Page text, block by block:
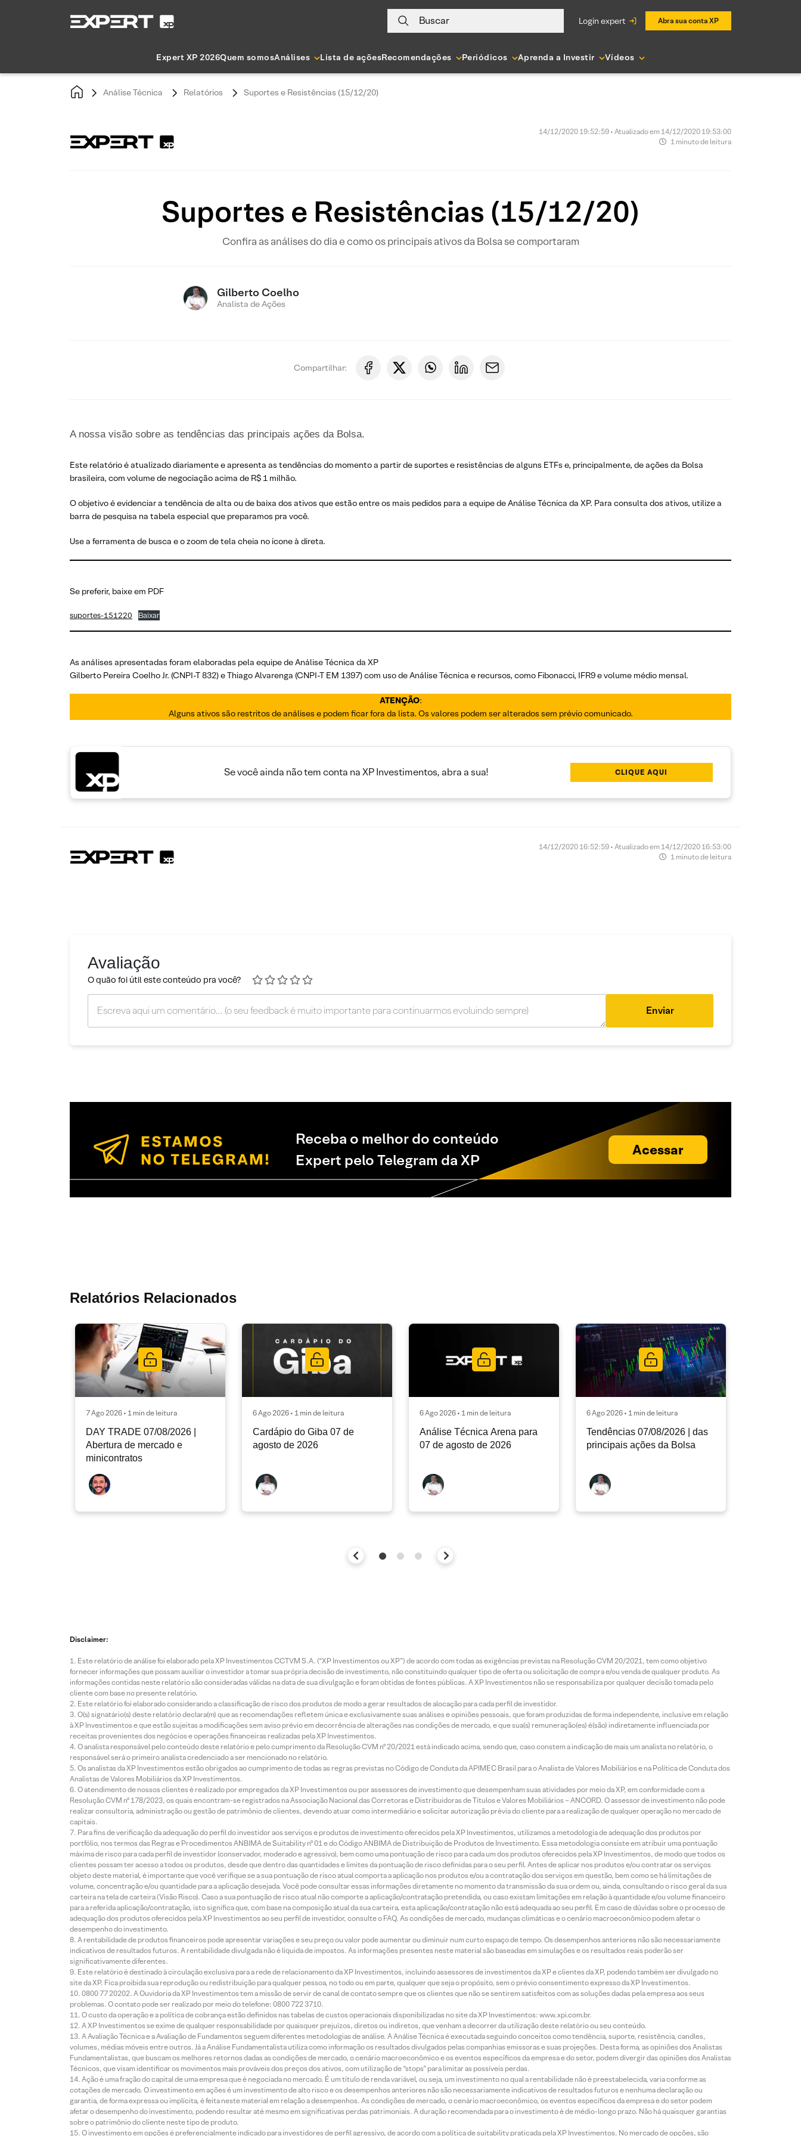
Buscar login expert Abra sua conta XP
Expert XP 2026Quem somosAnálises Lista de açõesRecomendações Periódicos Aprenda a Investir Vídeos
Análise Técnica Relatórios Suportes e Resistências (15/12/20)
14/12/2020 19:52:59 • Atualizado em 14/12/2020 19:53:00
1 minuto de leitura
Suportes e Resistências (15/12/20)
Confira as análises do dia e como os principais ativos da Bolsa se comportaram
Gilberto Coelho
Analista de Ações
Compartilhar:
A nossa visão sobre as tendências das principais ações da Bolsa.
Este relatório é atualizado diariamente e apresenta as tendências do momento a partir de suportes e resistências de alguns ETFs e, principalmente, de ações da Bolsa
brasileira, com volume de negociação acima de R$ 1 milhão.
O objetivo é evidenciar a tendência de alta ou de baixa dos ativos que estão entre os mais pedidos para a equipe de Análise Técnica da XP. Para consulta dos ativos, utilize a
barra de pesquisa na tabela especial que preparamos pra você.
Use a ferramenta de busca e o zoom de tela cheia no ícone à direta.
Se preferir, baixe em PDF
suportes-151220 Baixar
As análises apresentadas foram elaboradas pela equipe de Análise Técnica da XP
Gilberto Pereira Coelho Jr. (CNPI-T 832) e Thiago Alvarenga (CNPI-T EM 1397) com uso de Análise Técnica e recursos, como Fibonacci, IFR9 e volume médio mensal.
ATENÇÃO:
Alguns ativos são restritos de análises e podem ficar fora da lista. Os valores podem ser alterados sem prévio comunicado.
Se você ainda não tem conta na XP Investimentos, abra a sua! CLIQUE AQUI
14/12/2020 16:52:59 • Atualizado em 14/12/2020 16:53:00
1 minuto de leitura
Avaliação
O quão foi útil este conteúdo pra você?
Enviar
Receba o melhor do conteúdo
Expert pelo Telegram da XP
Acessar
Relatórios Relacionados
7 Ago 2026 • 1 min de leitura
DAY TRADE 07/08/2026 |
Abertura de mercado e
minicontratos
6 Ago 2026 • 1 min de leitura
Cardápio do Giba 07 de
agosto de 2026
6 Ago 2026 • 1 min de leitura
Análise Técnica Arena para
07 de agosto de 2026
6 Ago 2026 • 1 min de leitura
Tendências 07/08/2026 | das
principais ações da Bolsa
Disclaimer:
Este relatório de análise foi elaborado pela XP Investimentos CCTVM S.A. (“XP Investimentos ou XP”) de acordo com todas as exigências previstas na Resolução CVM 20/2021, tem como objetivo
fornecer informações que possam auxiliar o investidor a tomar sua própria decisão de investimento, não constituindo qualquer tipo de oferta ou solicitação de compra e/ou venda de qualquer produto. As
informações contidas neste relatório são consideradas válidas na data de sua divulgação e foram obtidas de fontes públicas. A XP Investimentos não se responsabiliza por qualquer decisão tomada pelo
cliente com base no presente relatório.
Este relatório foi elaborado considerando a classificação de risco dos produtos de modo a gerar resultados de alocação para cada perfil de investidor.
O(s) signatário(s) deste relatório declara(m) que as recomendações refletem única e exclusivamente suas análises e opiniões pessoais, que foram produzidas de forma independente, inclusive em relação
à XP Investimentos e que estão sujeitas a modificações sem aviso prévio em decorrência de alterações nas condições de mercado, e que sua(s) remuneração(es) é(são) indiretamente influenciada por
receitas provenientes dos negócios e operações financeiras realizadas pela XP Investimentos.
O analista responsável pelo conteúdo deste relatório e pelo cumprimento da Resolução CVM nº 20/2021 está indicado acima, sendo que, caso constem a indicação de mais um analista no relatório, o
responsável será o primeiro analista credenciado a ser mencionado no relatório.
Os analistas da XP Investimentos estão obrigados ao cumprimento de todas as regras previstas no Código de Conduta da APIMEC Brasil para o Analista de Valores Mobiliários e na Política de Conduta dos
Analistas de Valores Mobiliários da XP Investimentos.
O atendimento de nossos clientes é realizado por empregados da XP Investimentos ou por assessores de investimento que desempenham suas atividades por meio da XP, em conformidade com a
Resolução CVM nº 178/2023, os quais encontram-se registrados na Associação Nacional das Corretoras e Distribuidoras de Títulos e Valores Mobiliários – ANCORD. O assessor de investimento não pode
realizar consultoria, administração ou gestão de patrimônio de clientes, devendo atuar como intermediário e solicitar autorização prévia do cliente para a realização de qualquer operação no mercado de
capitais.
Para fins de verificação da adequação do perfil do investidor aos serviços e produtos de investimento oferecidos pela XP Investimentos, utilizamos a metodologia de adequação dos produtos por
portfólio, nos termos das Regras e Procedimentos ANBIMA de Suitability nº 01 e do Código ANBIMA de Distribuição de Produtos de Investimento. Essa metodologia consiste em atribuir uma pontuação
máxima de risco para cada perfil de investidor (conservador, moderado e agressivo), bem como uma pontuação de risco para cada um dos produtos oferecidos pela XP Investimentos, de modo que todos os
clientes possam ter acesso a todos os produtos, desde que dentro das quantidades e limites da pontuação de risco definidas para o seu perfil. Antes de aplicar nos produtos e/ou contratar os serviços
objeto deste material, é importante que você verifique se a sua pontuação de risco atual comporta a aplicação nos produtos e/ou a contratação dos serviços em questão, bem como se há limitações de
volume, concentração e/ou quantidade para a aplicação desejada. Você pode consultar essas informações diretamente no momento da transmissão da sua ordem ou, ainda, consultando o risco geral da sua
carteira na tela de carteira (Visão Risco). Caso a sua pontuação de risco atual não comporte a aplicação/contratação pretendida, ou caso existam limitações em relação à quantidade e/ou volume financeiro
para a referida aplicação/contratação, isto significa que, com base na composição atual da sua carteira, esta aplicação/contratação não está adequada ao seu perfil. Em caso de dúvidas sobre o processo de
adequação dos produtos oferecidos pela XP Investimentos ao seu perfil de investidor, consulte o FAQ. As condições de mercado, mudanças climáticas e o cenário macroeconômico podem afetar o
desempenho do investimento.
A rentabilidade de produtos financeiros pode apresentar variações e seu preço ou valor pode aumentar ou diminuir num curto espaço de tempo. Os desempenhos anteriores não são necessariamente
indicativos de resultados futuros. A rentabilidade divulgada não é líquida de impostos. As informações presentes neste material são baseadas em simulações e os resultados reais poderão ser
significativamente diferentes.
Este relatório é destinado à circulação exclusiva para a rede de relacionamento da XP Investimentos, incluindo assessores de investimentos da XP e clientes da XP, podendo também ser divulgado no
site da XP. Fica proibida sua reprodução ou redistribuição para qualquer pessoa, no todo ou em parte, qualquer que seja o propósito, sem o prévio consentimento expresso da XP Investimentos.
0800 77 20202. A Ouvidoria da XP Investimentos tem a missão de servir de canal de contato sempre que os clientes que não se sentirem satisfeitos com as soluções dadas pela empresa aos seus
problemas. O contato pode ser realizado por meio do telefone: 0800 722 3710.
O custo da operação e a política de cobrança estão definidos nas tabelas de custos operacionais disponibilizadas no site da XP Investimentos: www.xpi.com.br.
A XP Investimentos se exime de qualquer responsabilidade por quaisquer prejuízos, diretos ou indiretos, que venham a decorrer da utilização deste relatório ou seu conteúdo.
A Avaliação Técnica e a Avaliação de Fundamentos seguem diferentes metodologias de análise. A Análise Técnica é executada seguindo conceitos como tendência, suporte, resistência, candles,
volumes, médias móveis entre outros. Já a Análise Fundamentalista utiliza como informação os resultados divulgados pelas companhias emissoras e suas projeções. Desta forma, as opiniões dos Analistas
Fundamentalistas, que buscam os melhores retornos dadas as condições de mercado, o cenário macroeconômico e os eventos específicos da empresa e do setor, podem divergir das opiniões dos Analistas
Técnicos, que visam identificar os movimentos mais prováveis dos preços dos ativos, com utilização de “stops” para limitar as possíveis perdas.
Ação é uma fração do capital de uma empresa que é negociada no mercado. É um título de renda variável, ou seja, um investimento no qual a rentabilidade não é preestabelecida, varia conforme as
cotações de mercado. O investimento em ações é um investimento de alto risco e os desempenhos anteriores não são necessariamente indicativos de resultados futuros e nenhuma declaração ou
garantia, de forma expressa ou implícita, é feita neste material em relação a desempenhos. As condições de mercado, o cenário macroeconômico, os eventos específicos da empresa e do setor podem
afetar o desempenho do investimento, podendo resultar até mesmo em significativas perdas patrimoniais. A duração recomendada para o investimento é de médio-longo prazo. Não há quaisquer garantias
sobre o patrimônio do cliente neste tipo de produto.
O investimento em opções é preferencialmente indicado para investidores de perfil agressivo, de acordo com a política de suitability praticada pela XP Investimentos. No mercado de opções, são